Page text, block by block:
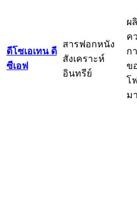
ดีโซเอเทน ดี
ซีเอฟ
สารฟอกหนัง
สังเคราะห์
อินทรีย์
ผ
ค
ก
ข
โ
ม